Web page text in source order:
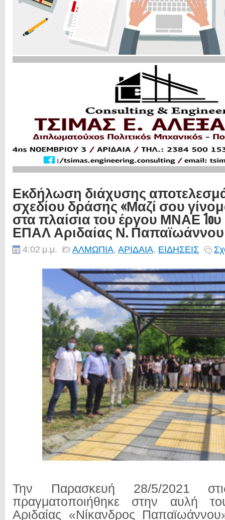
Εκδήλωση διάχυσης
σχεδίου δράσης «Μαζί σου
στα πλαίσια του έργου ΜΝΑΕ
ΕΠΑΛ Αριδαίας Ν. Παπαϊωάννου
4:02 μ.μ. ΑΛΜΩΠΙΑ, ΑΡΙΔΑΙΑ, ΕΙΔΗΣΕΙΣ
Την Παρασκευή 28/5/2021
πραγματοποιήθηκε στην αυλή
Αριδαίας «Νίκανδρος